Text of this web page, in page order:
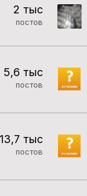
2 тыс
постов
5,6 тыс
постов
13,7 тыс
постов